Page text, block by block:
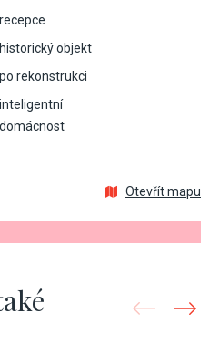
recepce
historický objekt
po rekonstrukci
inteligentní
domácnost
Otevřít mapu